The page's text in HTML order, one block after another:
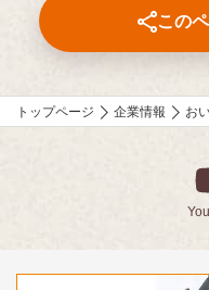
この
トップページ 企業情報 お